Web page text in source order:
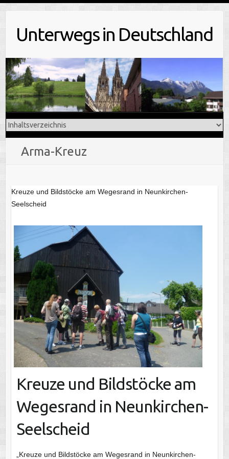
Unterwegs in Deutschland
Arma-Kreuz
Kreuze und Bildstöcke am Wegesrand in Neunkirchen-
Seelscheid
Kreuze und Bildstöcke am
Wegesrand in Neunkirchen-
Seelscheid
„Kreuze und Bildstöcke am Wegesrand in Neunkirchen-